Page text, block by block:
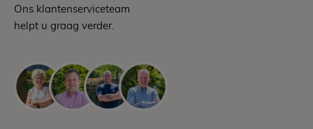
Ons klantenserviceteam
helpt u graag verder.